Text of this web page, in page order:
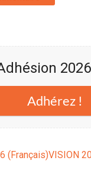
Adhérez !
(Français)VISION